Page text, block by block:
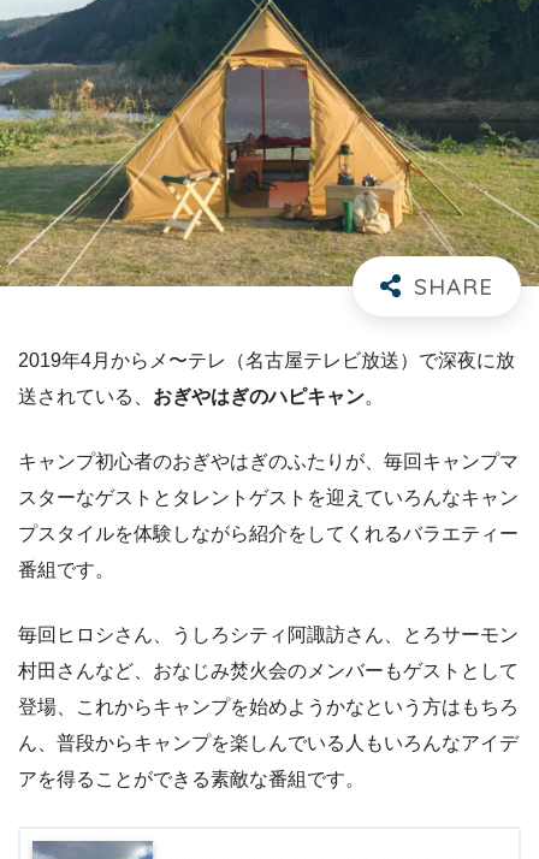
2019年4月からメ〜テレ（名古屋テレビ放送）で深夜に放
送されている、 おぎやはぎのハピキャン。
キャンプ初心者のおぎやはぎのふたりが、毎回キャンプマ
スターなゲストとタレントゲストを迎えていろんなキャン
プスタイルを体験しながら紹介をしてくれるバラエティー
番組です。
毎回ヒロシさん、うしろシティ阿諏訪さん、とろサーモン
村田さんなど、おなじみ焚火会のメンバーもゲストとして
登場、これからキャンプを始めようかなという方はもちろ
ん、普段からキャンプを楽しんでいる人もいろんなアイデ
アを得ることができる素敵な番組です。